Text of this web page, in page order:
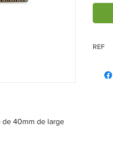
40mm de large
REF